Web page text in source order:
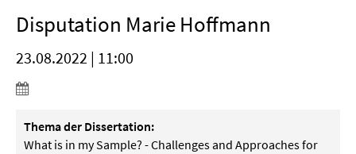
Disputation Marie Hoffmann
23.08.2022 | 11:00
Thema der Dissertation:
What is in my Sample? - Challenges and Approaches for